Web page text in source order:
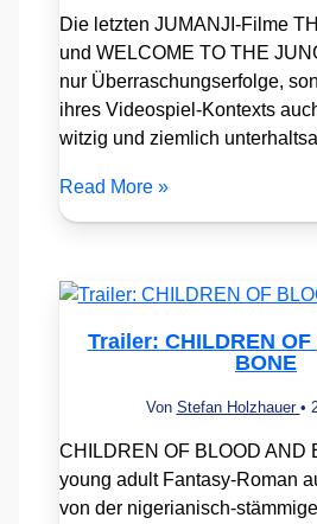
Die letzten JUMANJI-Filme
und WELCOME TO THE
nur Überraschungserfolge,
ihres Videospiel-Kontexts
witzig und ziemlich
Read More »
Trailer: CHILDREN
BONE
Von Stefan Holzhauer •
CHILDREN OF BLOOD AND
young adult Fantasy-Roman
von der nigerianisch-